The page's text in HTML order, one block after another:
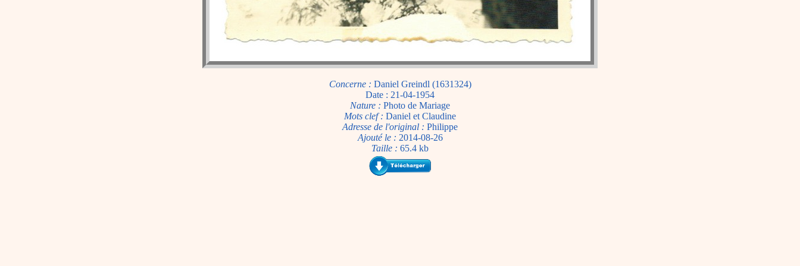
Concerne : Daniel Greindl (1631324)
Date : 21-04-1954
Nature : Photo de Mariage
Mots clef : Daniel et Claudine
Adresse de l'original : Philippe
Ajouté le : 2014-08-26
Taille : 65.4 kb